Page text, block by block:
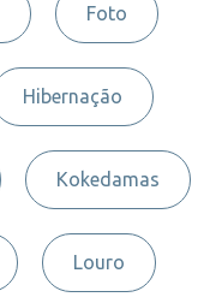
Foto
Hibernação
Kokedamas
Louro